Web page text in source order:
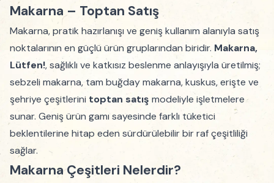
Makarna – Toptan Satış
Makarna, pratik hazırlanışı ve geniş kullanım alanıyla satış
noktalarının en güçlü ürün gruplarından biridir. Makarna,
Lütfen!, sağlıklı ve katkısız beslenme anlayışıyla üretilmiş;
sebzeli makarna, tam buğday makarna, kuskus, erişte ve
şehriye çeşitlerini toptan satış modeliyle işletmelere
sunar. Geniş ürün gamı sayesinde farklı tüketici
beklentilerine hitap eden sürdürülebilir bir raf çeşitliliği
sağlar.
Makarna Çeşitleri Nelerdir?